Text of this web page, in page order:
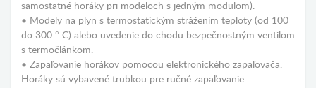
samostatné horáky pri modeloch s jedným modulom).
• Modely na plyn s termostatickým strážením teploty (od 100
do 300 ° C) alebo uvedenie do chodu bezpečnostným ventilom
s termočlánkom.
• Zapaľovanie horákov pomocou elektronického zapaľovača.
Horáky sú vybavené trubkou pre ručné zapaľovanie.